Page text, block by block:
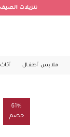
تنزيلات
ملابس أطفال
61%
خصم